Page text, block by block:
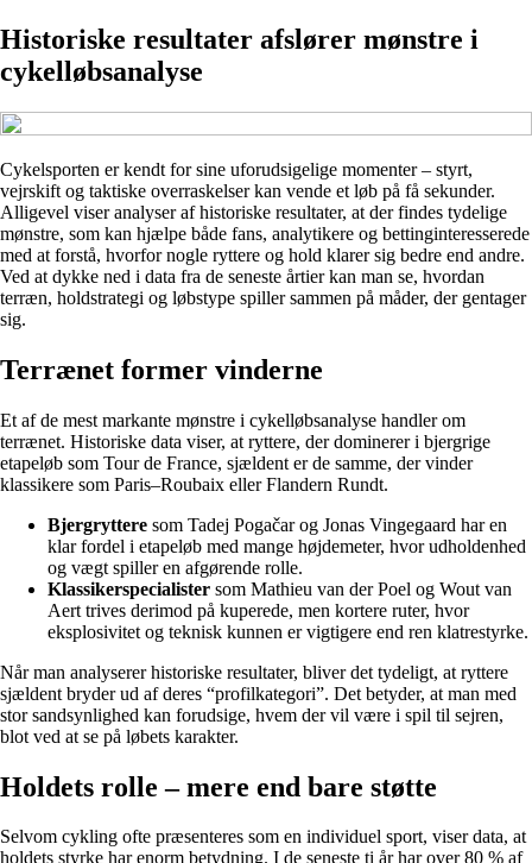
Historiske resultater afslører mønstre i
cykelløbsanalyse
Cykelsporten er kendt for sine uforudsigelige momenter – styrt,
vejrskift og taktiske overraskelser kan vende et løb på få sekunder.
Alligevel viser analyser af historiske resultater, at der findes tydelige
mønstre, som kan hjælpe både fans, analytikere og bettinginteresserede
med at forstå, hvorfor nogle ryttere og hold klarer sig bedre end andre.
Ved at dykke ned i data fra de seneste årtier kan man se, hvordan
terræn, holdstrategi og løbstype spiller sammen på måder, der gentager
sig.
Terrænet former vinderne
Et af de mest markante mønstre i cykelløbsanalyse handler om
terrænet. Historiske data viser, at ryttere, der dominerer i bjergrige
etapeløb som Tour de France, sjældent er de samme, der vinder
klassikere som Paris–Roubaix eller Flandern Rundt.
Bjergryttere som Tadej Pogačar og Jonas Vingegaard har en
klar fordel i etapeløb med mange højdemeter, hvor udholdenhed
og vægt spiller en afgørende rolle.
Klassikerspecialister som Mathieu van der Poel og Wout van
Aert trives derimod på kuperede, men kortere ruter, hvor
eksplosivitet og teknisk kunnen er vigtigere end ren klatrestyrke.
Når man analyserer historiske resultater, bliver det tydeligt, at ryttere
sjældent bryder ud af deres “profilkategori”. Det betyder, at man med
stor sandsynlighed kan forudsige, hvem der vil være i spil til sejren,
blot ved at se på løbets karakter.
Holdets rolle – mere end bare støtte
Selvom cykling ofte præsenteres som en individuel sport, viser data, at
holdets styrke har enorm betydning. I de seneste ti år har over 80 % af